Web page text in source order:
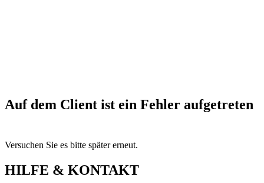
Auf dem Client ist ein Fehler aufgetreten
Versuchen Sie es bitte später erneut.
HILFE & KONTAKT